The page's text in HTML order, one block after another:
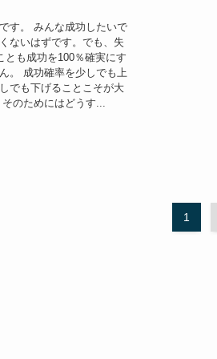
す。 みんな成功したいで
ないはずです。でも、失
とも成功を100％確実にす
。 成功確率を少しでも上
でも下げることこそが大
のためにはどうす...
1